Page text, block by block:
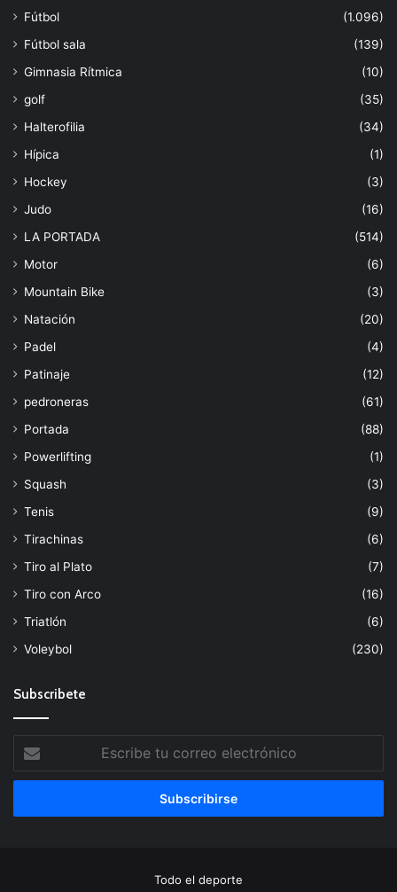
Fútbol
(1.096)
Fútbol sala
(139)
Gimnasia Rítmica
(10)
golf
(35)
Halterofilia
(34)
Hípica
(1)
Hockey
(3)
Judo
(16)
LA PORTADA
(514)
Motor
(6)
Mountain Bike
(3)
Natación
(20)
Padel
(4)
Patinaje
(12)
pedroneras
(61)
Portada
(88)
Powerlifting
(1)
Squash
(3)
Tenis
(9)
Tirachinas
(6)
Tiro al Plato
(7)
Tiro con Arco
(16)
Triatlón
(6)
Voleybol
(230)
Subscribete
tu
correo
Todo el deporte